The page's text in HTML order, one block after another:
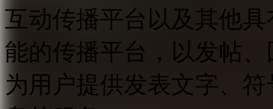
互动传播平台以及其他
能的传播平台，以发帖
为用户提供发表文字、